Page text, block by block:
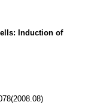
Induction of